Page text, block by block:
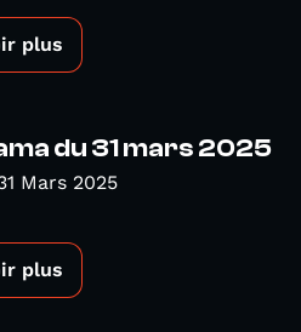
plus
du 31 mars 2025
Mars 2025
plus